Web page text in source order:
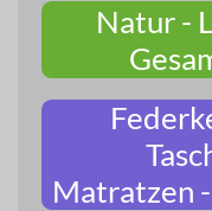
Natur -
Matratzen